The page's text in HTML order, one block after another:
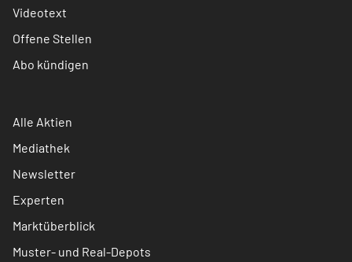
Videotext
Offene Stellen
Abo kündigen
Alle Aktien
Mediathek
Newsletter
Experten
Marktüberblick
Muster- und Real-Depots